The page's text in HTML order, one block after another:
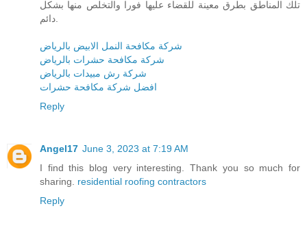
تلك المناطق بطرق معينة للقضاء عليها فورا والتخلص منها بشكل
شركة مكافحة النمل الابيض بالرياض
شركة مكافحة حشرات بالرياض
شركة رش مبيدات بالرياض
افضل شركة مكافحة حشرات
Reply
Angel17 June 3, 2023 at 7:19 AM
I find this blog very interesting. Thank you so much for
sharing. residential roofing contractors
Reply